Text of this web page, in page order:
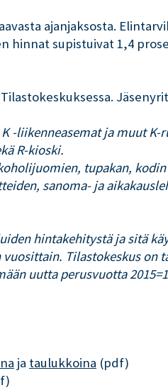
ajanjaksosta.
hinnat supistuivat 1,4
-liikenneasemat ja muut K-
R-kioski.
tupakan,
sanoma- ja
hintakehitystä ja sitä
Tilastokeskus on
uutta perusvuotta
ja taulukkoina (pdf)